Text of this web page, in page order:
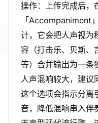
操作：上传完成后，
「Accompaniment
计，它会把人声视为
容（打击乐、贝斯、
等）合并输出为一条
人声混响较大，建议
这个选项会指示分离
音，降低混响串入伴